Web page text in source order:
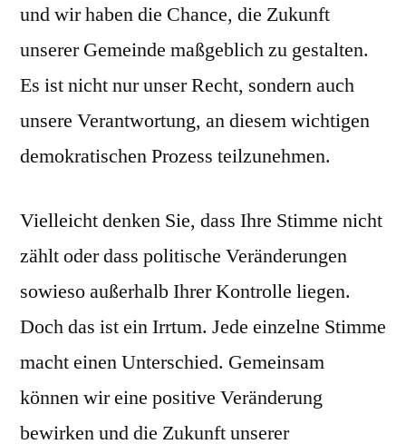
und wir haben die Chance, die Zukunft
unserer Gemeinde maßgeblich zu gestalten.
Es ist nicht nur unser Recht, sondern auch
unsere Verantwortung, an diesem wichtigen
demokratischen Prozess teilzunehmen.
Vielleicht denken Sie, dass Ihre Stimme nicht
zählt oder dass politische Veränderungen
sowieso außerhalb Ihrer Kontrolle liegen.
Doch das ist ein Irrtum. Jede einzelne Stimme
macht einen Unterschied. Gemeinsam
können wir eine positive Veränderung
bewirken und die Zukunft unserer